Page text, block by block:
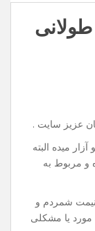
عزیز سایت .